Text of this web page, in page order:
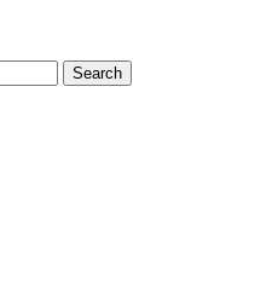
Search